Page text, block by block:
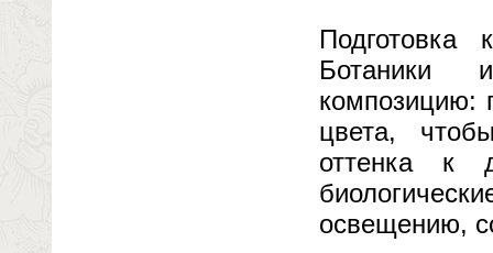
Подготовка
Ботаники
композицию:
цвета,
оттенка к
освещению,